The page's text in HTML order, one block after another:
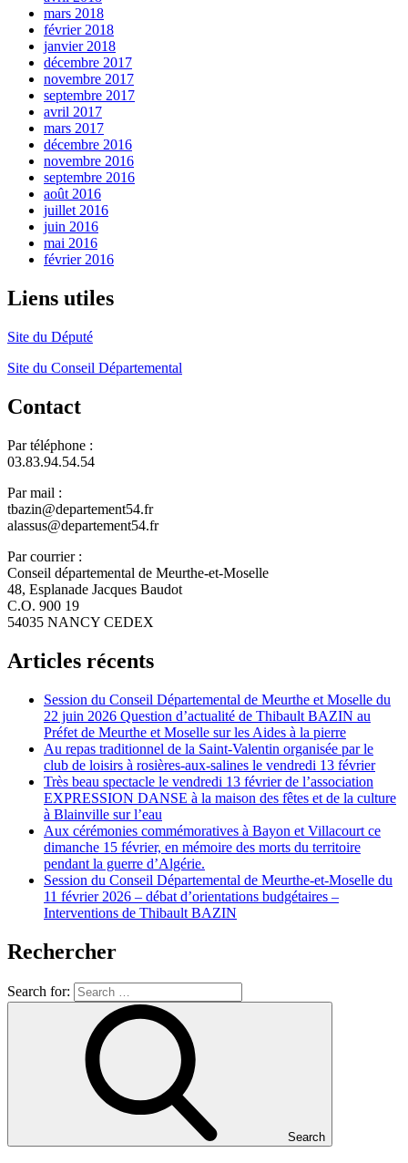
mars 2018
février 2018
janvier 2018
décembre 2017
novembre 2017
septembre 2017
avril 2017
mars 2017
décembre 2016
novembre 2016
septembre 2016
août 2016
juillet 2016
juin 2016
mai 2016
février 2016
Liens utiles
Site du Député
Site du Conseil Départemental
Contact
Par téléphone :
03.83.94.54.54
Par mail :
tbazin@departement54.fr
alassus@departement54.fr
Par courrier :
Conseil départemental de Meurthe-et-Moselle
48, Esplanade Jacques Baudot
C.O. 900 19
54035 NANCY CEDEX
Articles récents
Session du Conseil Départemental de Meurthe et Moselle du
22 juin 2026 Question d’actualité de Thibault BAZIN au
Préfet de Meurthe et Moselle sur les Aides à la pierre
Au repas traditionnel de la Saint-Valentin organisée par le
club de loisirs à rosières-aux-salines le vendredi 13 février
Très beau spectacle le vendredi 13 février de l’association
EXPRESSION DANSE à la maison des fêtes et de la culture
à Blainville sur l’eau
Aux cérémonies commémoratives à Bayon et Villacourt ce
dimanche 15 février, en mémoire des morts du territoire
pendant la guerre d’Algérie.
Session du Conseil Départemental de Meurthe-et-Moselle du
11 février 2026 – débat d’orientations budgétaires –
Interventions de Thibault BAZIN
Rechercher
Search for:
Search